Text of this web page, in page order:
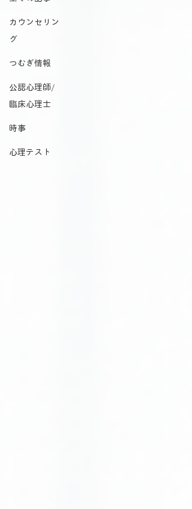
カウンセリン
グ
つむぎ情報
公認心理師/
臨床心理士
時事
心理テスト